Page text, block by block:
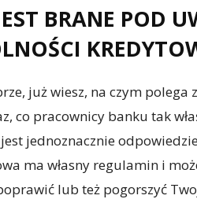
BRANE POD
już wiesz, na czym
co pracownicy banku tak
jednoznacznie
ma własny regulamin i
lub też pogorszyć